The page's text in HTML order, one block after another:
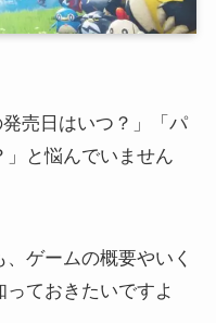
発売日はいつ？」「パ
」と悩んでいません
ゲームの概要やいく
ておきたいですよ